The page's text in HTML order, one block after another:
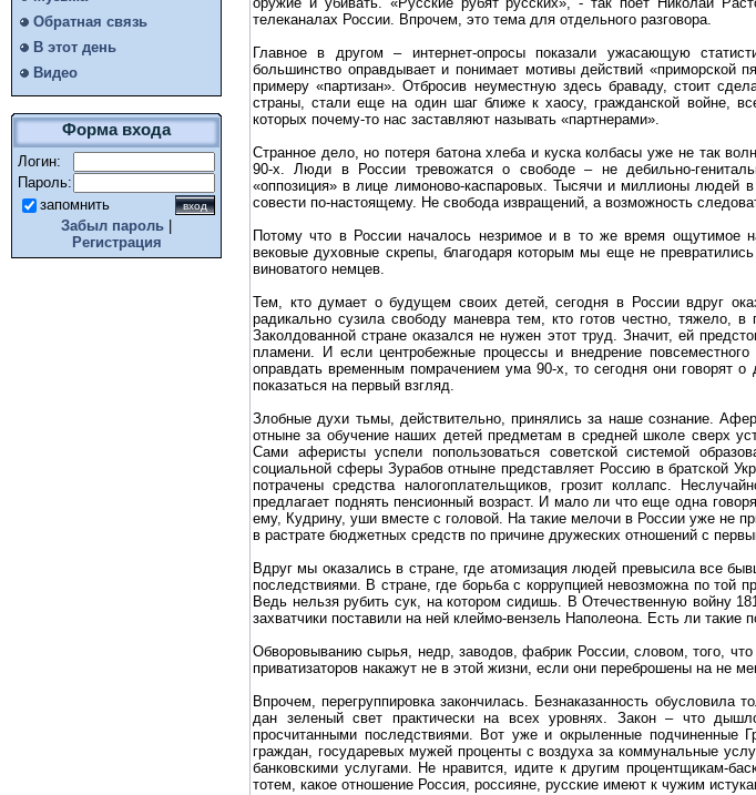
Обратная связь
В этот день
Видео
Форма входа
Логин:
Пароль:
запомнить
Забыл пароль
Регистрация
телеканалах России. Впрочем, это тема для отдельного разговора.
Главное в другом – интернет-опросы показали ужасающую
большинство оправдывает и понимает мотивы действий «приморской
примеру «партизан». Отбросив неуместную здесь браваду, стоит
страны, стали еще на один шаг ближе к хаосу, гражданской войне,
которых почему-то нас заставляют называть «партнерами».
Странное дело, но потеря батона хлеба и куска колбасы уже не так
90-х. Люди в России тревожатся о свободе – не дебильно-
«оппозиция» в лице лимоново-каспаровых. Тысячи и миллионы людей
совести по-настоящему. Не свобода извращений, а возможность
Потому что в России началось незримое и в то же время ощутимое
вековые духовные скрепы, благодаря которым мы еще не
виноватого немцев.
Тем, кто думает о будущем своих детей, сегодня в России вдруг
радикально сузила свободу маневра тем, кто готов честно, тяжело,
Заколдованной стране оказался не нужен этот труд. Значит, ей
пламени. И если центробежные процессы и внедрение
оправдать временным помрачением ума 90-х, то сегодня они говорят
показаться на первый взгляд.
Злобные духи тьмы, действительно, принялись за наше сознание.
отныне за обучение наших детей предметам в средней школе сверх
Сами аферисты успели попользоваться советской системой
социальной сферы Зурабов отныне представляет Россию в братской
потрачены средства налогоплательщиков, грозит коллапс.
предлагает поднять пенсионный возраст. И мало ли что еще одна
ему, Кудрину, уши вместе с головой. На такие мелочи в России уже не
в растрате бюджетных средств по причине дружеских отношений с
Вдруг мы оказались в стране, где атомизация людей превысила все
последствиями. В стране, где борьба с коррупцией невозможна по той
Ведь нельзя рубить сук, на котором сидишь. В Отечественную войну
захватчики поставили на ней клеймо-вензель Наполеона. Есть ли
Обворовыванию сырья, недр, заводов, фабрик России, словом, того,
приватизаторов накажут не в этой жизни, если они переброшены на не
Впрочем, перегруппировка закончилась. Безнаказанность
дан зеленый свет практически на всех уровнях. Закон – что
просчитанными последствиями. Вот уже и окрыленные подчиненные
граждан, государевых мужей проценты с воздуха за коммунальные
банковскими услугами. Не нравится, идите к другим процентщикам-
тотем, какое отношение Россия, россияне, русские имеют к чужим